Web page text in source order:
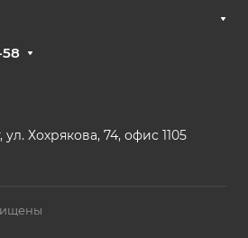
58
ул. Хохрякова, 74, офис 1105